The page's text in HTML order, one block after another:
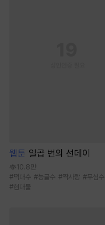
웹툰 일곱 번의 선데이
10.8만
#떡대수 #능글수 #짝사랑 #무심수
#현대물